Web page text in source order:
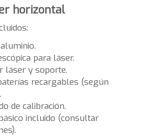
horizontal
para láser.
láser y soporte.
recargables (según
de calibración.
incluido (consultar